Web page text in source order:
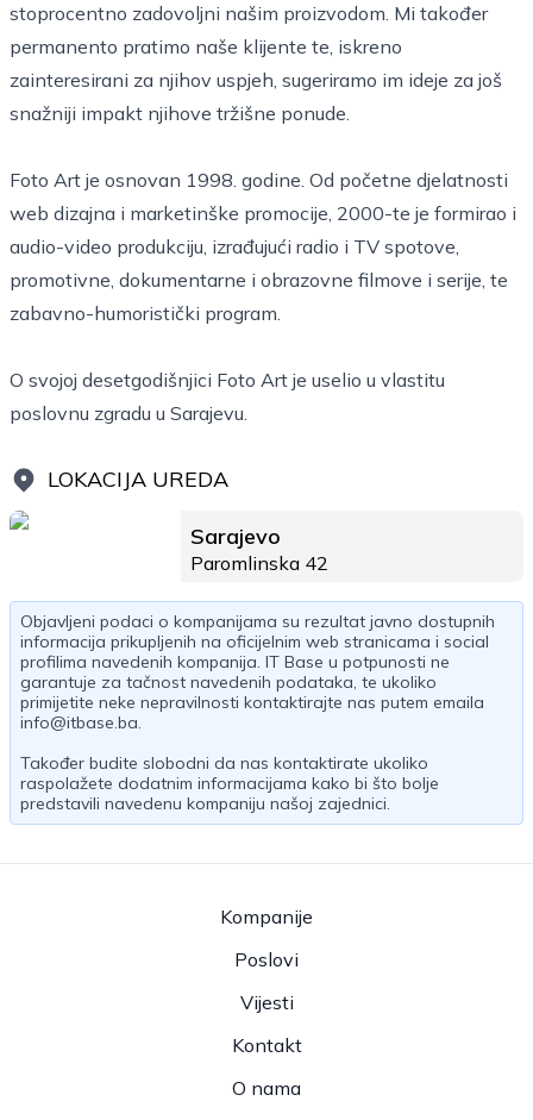
LOKACIJA UREDA
Sarajevo
Paromlinska 42
Objavljeni podaci o kompanijama su rezultat javno dostupnih
informacija prikupljenih na oficijelnim web stranicama i social
profilima navedenih kompanija. IT Base u potpunosti ne
garantuje za tačnost navedenih podataka, te ukoliko
primijetite neke nepravilnosti kontaktirajte nas putem emaila
info@itbase.ba.
Također budite slobodni da nas kontaktirate ukoliko
raspolažete dodatnim informacijama kako bi što bolje
predstavili navedenu kompaniju našoj zajednici.
stoprocentno zadovoljni našim proizvodom. Mi također
permanento pratimo naše klijente te, iskreno
zainteresirani za njihov uspjeh, sugeriramo im ideje za još
snažniji impakt njihove tržišne ponude.
Foto Art je osnovan 1998. godine. Od početne djelatnosti
web dizajna i marketinške promocije, 2000-te je formirao i
audio-video produkciju, izrađujući radio i TV spotove,
promotivne, dokumentarne i obrazovne filmove i serije, te
zabavno-humoristički program.
O svojoj desetgodišnjici Foto Art je uselio u vlastitu
poslovnu zgradu u Sarajevu.
Kompanije
Poslovi
Vijesti
Kontakt
O nama